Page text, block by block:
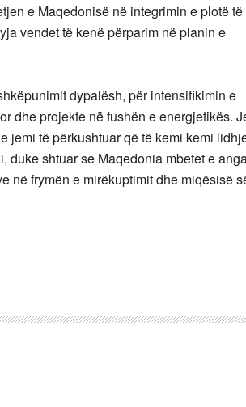
e Maqedonisë në integrimin e plotë të
vendet të kenë përparim në planin e
dypalësh, për intensifikimin e
dhe projekte në fushën e energjetikës.
jemi të përkushtuar që të kemi kemi
duke shtuar se Maqedonia mbetet e
në frymën e mirëkuptimit dhe miqësisë